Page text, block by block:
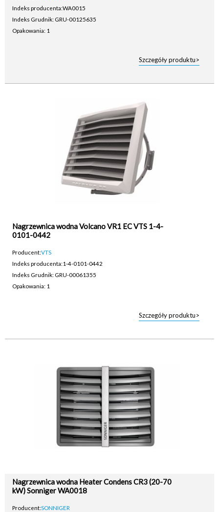
Indeks producenta:WA0015
Indeks Grudnik: GRU-00125635
Opakowania: 1
Szczegóły produktu>
Nagrzewnica wodna Volcano VR1 EC VTS 1-4-
0101-0442
Producent:VTS
Indeks producenta:1-4-0101-0442
Indeks Grudnik: GRU-00061355
Opakowania: 1
Szczegóły produktu>
Nagrzewnica wodna Heater Condens CR3 (20-70
kW) Sonniger WA0018
Producent:SONNIGER